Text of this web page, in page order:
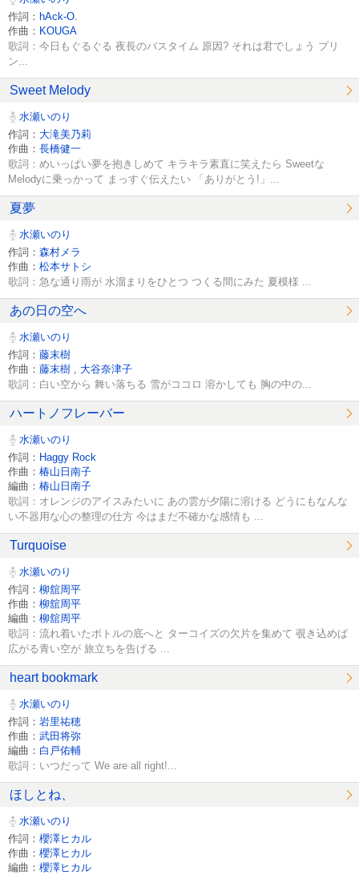
作詞： hAck-O.
作曲： KOUGA
歌詞：今日もぐるぐる 夜長のバスタイム 原因? それは君でしょう プリ
ン...
Sweet Melody
水瀬いのり
作詞： 大滝美乃莉
作曲： 長橋健一
歌詞：めいっぱい夢を抱きしめて キラキラ素直に笑えたら Sweetな
Melodyに乗っかって まっすぐ伝えたい 「ありがとう!」...
夏夢
水瀬いのり
作詞： 森村メラ
作曲： 松本サトシ
歌詞：急な通り雨が 水溜まりをひとつ つくる間にみた 夏模様 ...
あの日の空へ
水瀬いのり
作詞： 藤末樹
作曲： 藤末樹 大谷奈津子
歌詞：白い空から 舞い落ちる 雪がココロ 溶かしても 胸の中の...
ハートノフレーバー
水瀬いのり
作詞： Haggy Rock
作曲： 椿山日南子
編曲： 椿山日南子
歌詞：オレンジのアイスみたいに あの雲が夕陽に溶ける どうにもなんな
い不器用な心の整理の仕方 今はまだ不確かな感情も ...
Turquoise
水瀬いのり
作詞： 柳舘周平
作曲： 柳舘周平
編曲： 柳舘周平
歌詞：流れ着いたボトルの底へと ターコイズの欠片を集めて 覗き込めば
広がる青い空が 旅立ちを告げる ...
heart bookmark
水瀬いのり
作詞： 岩里祐穂
作曲： 武田将弥
編曲： 白戸佑輔
歌詞：いつだって We are all right!...
ほしとね、
水瀬いのり
作詞： 櫻澤ヒカル
作曲： 櫻澤ヒカル
編曲： 櫻澤ヒカル